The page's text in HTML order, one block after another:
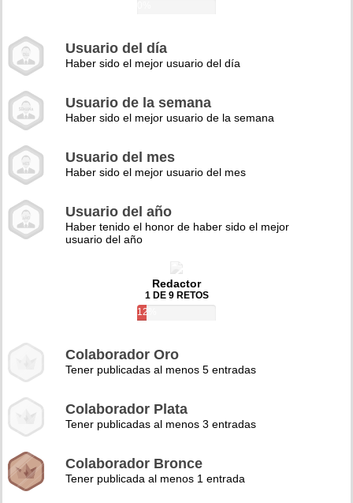
Usuario del día
Haber sido el mejor usuario del día
Usuario de la semana
Haber sido el mejor usuario de la semana
Usuario del mes
Haber sido el mejor usuario del mes
Usuario del año
Haber tenido el honor de haber sido el mejor
usuario del año
Redactor
1 DE 9 RETOS
12%
Colaborador Oro
Tener publicadas al menos 5 entradas
Colaborador Plata
Tener publicadas al menos 3 entradas
Colaborador Bronce
Tener publicada al menos 1 entrada